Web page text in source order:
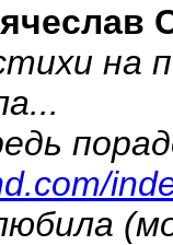
на